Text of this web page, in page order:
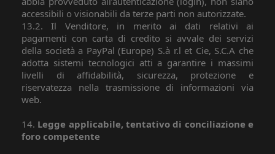
accessibili o visionabili da terze parti non autorizzate.
13.2. Il Venditore, in merito ai dati relativi ai
pagamenti con carta di credito si avvale dei servizi
della società a PayPal (Europe) S.à r.l et Cie, S.C.A che
adotta sistemi tecnologici atti a garantire i massimi
livelli di affidabilità, sicurezza, protezione e
riservatezza nella trasmissione di informazioni via
web.
14. Legge applicabile, tentativo di conciliazione e
foro competente